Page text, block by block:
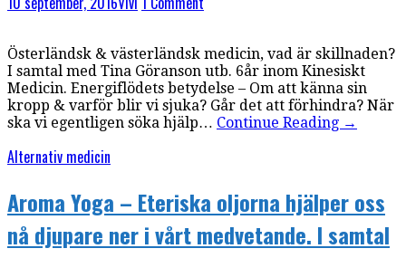
Österländsk & västerländsk medicin, vad är skillnaden?
I samtal med Tina Göranson utb. 6år inom Kinesiskt
Medicin. Energiflödets betydelse – Om att känna sin
kropp & varför blir vi sjuka? Går det att förhindra? När
ska vi egentligen söka hjälp… Continue Reading →
Alternativ medicin
Aroma Yoga – Eteriska oljorna hjälper oss
nå djupare ner i vårt medvetande. I samtal